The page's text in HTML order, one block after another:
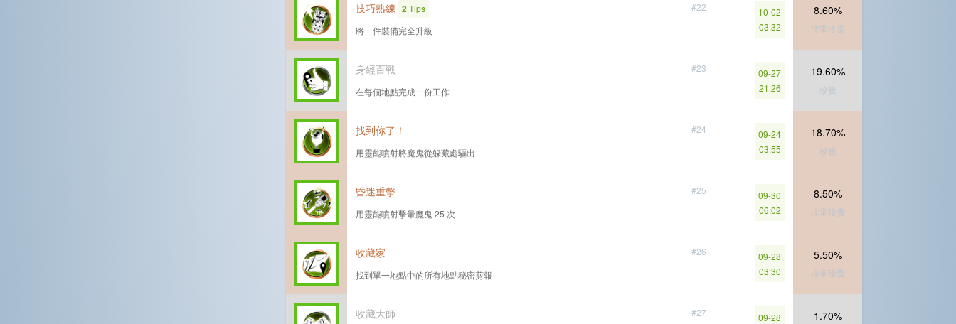
#22
技巧熟練 2Tips
將一件裝備完全升級
10-02
03:32
8.60%
非常珍贵
#23
身經百戰
在每個地點完成一份工作
09-27
21:26
19.60%
珍贵
#24
找到你了！
用靈能噴射將魔鬼從躲藏處驅出
09-24
03:55
18.70%
珍贵
#25
昏迷重擊
用靈能噴射擊暈魔鬼 25 次
09-30
06:02
8.50%
非常珍贵
#26
收藏家
找到單一地點中的所有地點秘密剪報
09-28
03:30
5.50%
非常珍贵
#27
收藏大師
09-28
1.70%